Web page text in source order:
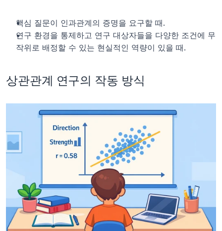
핵심 질문이 인과관계의 증명을 요구할 때.
연구 환경을 통제하고 연구 대상자들을 다양한 조건에 무
작위로 배정할 수 있는 현실적인 역량이 있을 때.
상관관계 연구의 작동 방식